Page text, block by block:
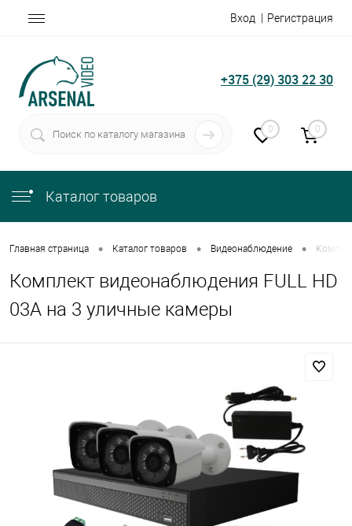
Вход Регистрация
+375 (29) 303 22 30
0 0
Каталог товаров
Главная страница • Каталог товаров • Видеонаблюдение •
Комплект видеонаблюдения FULL HD
03A на 3 уличные камеры